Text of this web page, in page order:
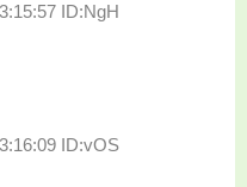
ID:NgH
ID:vOS